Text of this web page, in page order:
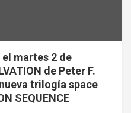
martes 2 de
de Peter F.
trilogía space
SEQUENCE